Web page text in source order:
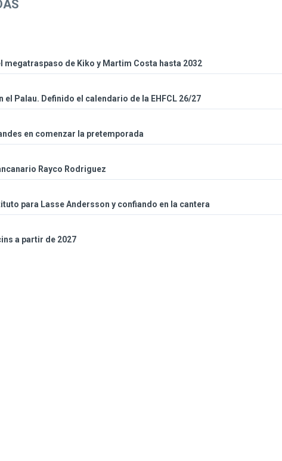
megatraspaso de Kiko y Martim Costa hasta 2032
el Palau. Definido el calendario de la EHFCL 26/27
en comenzar la pretemporada
Rayco Rodriguez
para Lasse Andersson y confiando en la cantera
a partir de 2027